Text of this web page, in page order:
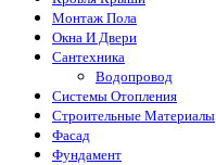
Монтаж Пола
Окна И Двери
Сантехника
Водопровод
Системы Отопления
Строительные Материалы
Фасад
Фундамент